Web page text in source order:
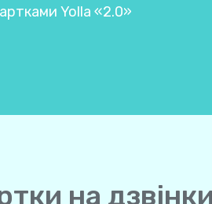
Yolla «2.0»
на